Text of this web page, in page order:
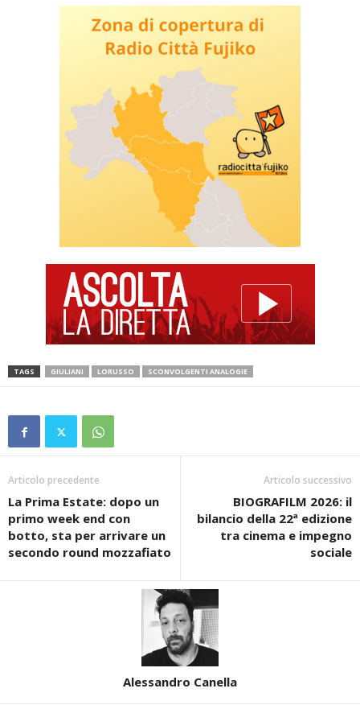
TAGS GIULIANI LORUSSO SCONVOLGENTI ANALOGIE
Articolo precedente
La Prima Estate: dopo un
primo week end con
botto, sta per arrivare un
secondo round mozzafiato
Articolo successivo
BIOGRAFILM 2026: il
bilancio della 22ª edizione
tra cinema e impegno
sociale
Alessandro Canella